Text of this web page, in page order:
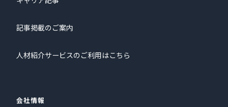
記事掲載のご案内
人材紹介サービスのご利用はこちら
会社情報